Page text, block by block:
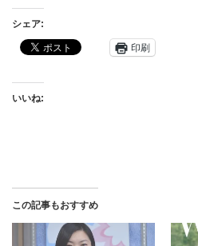
シェア:
印刷
いいね:
この記事もおすすめ